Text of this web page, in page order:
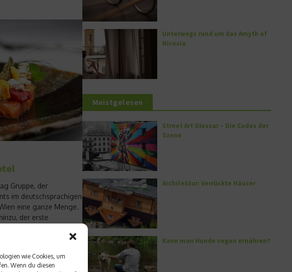
wie Cookies, um
Wenn du diesen
Gruppe, der
im deutschsprachigen
eine ganze Menge.
der erste
Unterwegs rund um das Amyth of
Nicosia
Meistgelesen
Street Art Glossar – Die Codes der
Szene
Architektur: Verrückte Häuser
Kann man Hunde vegan ernähren?